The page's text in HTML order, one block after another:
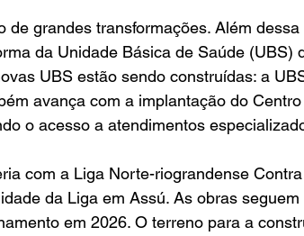
de grandes transformações. Além
da Unidade Básica de Saúde (UBS)
UBS estão sendo construídas: a
avança com a implantação do
o acesso a atendimentos
com a Liga Norte-riograndense
da Liga em Assú. As obras
em 2026. O terreno para a